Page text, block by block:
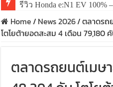
รีวิว Honda e:N1 EV
Home/ News 2026/ตลาดรถ
โตโยต้ายอดสะสม 4 เดือน 79,180
ตลาดรถยนต์เมษ